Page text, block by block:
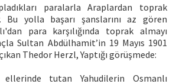
paralarla Araplardan toprak
Bu yolla başarı şanslarını az gören
para karşılığında toprak almayı
Sultan Abdülhamit’in 19 Mayıs 1901
Thedor Herzl, Yaptığı görüşmede:
ellerinde tutan Yahudilerin Osmanlı